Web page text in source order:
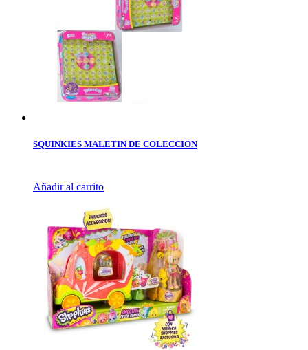
SQUINKIES MALETIN DE COLECCION
Añadir al carrito